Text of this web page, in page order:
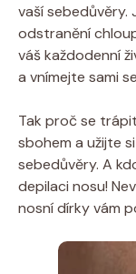
vaší sebedůvěry.
odstranění
váš každodenní
a vnímejte sami
Tak proč se
sbohem a užijte
sebedůvěry. A
depilaci nosu!
nosní dírky vám